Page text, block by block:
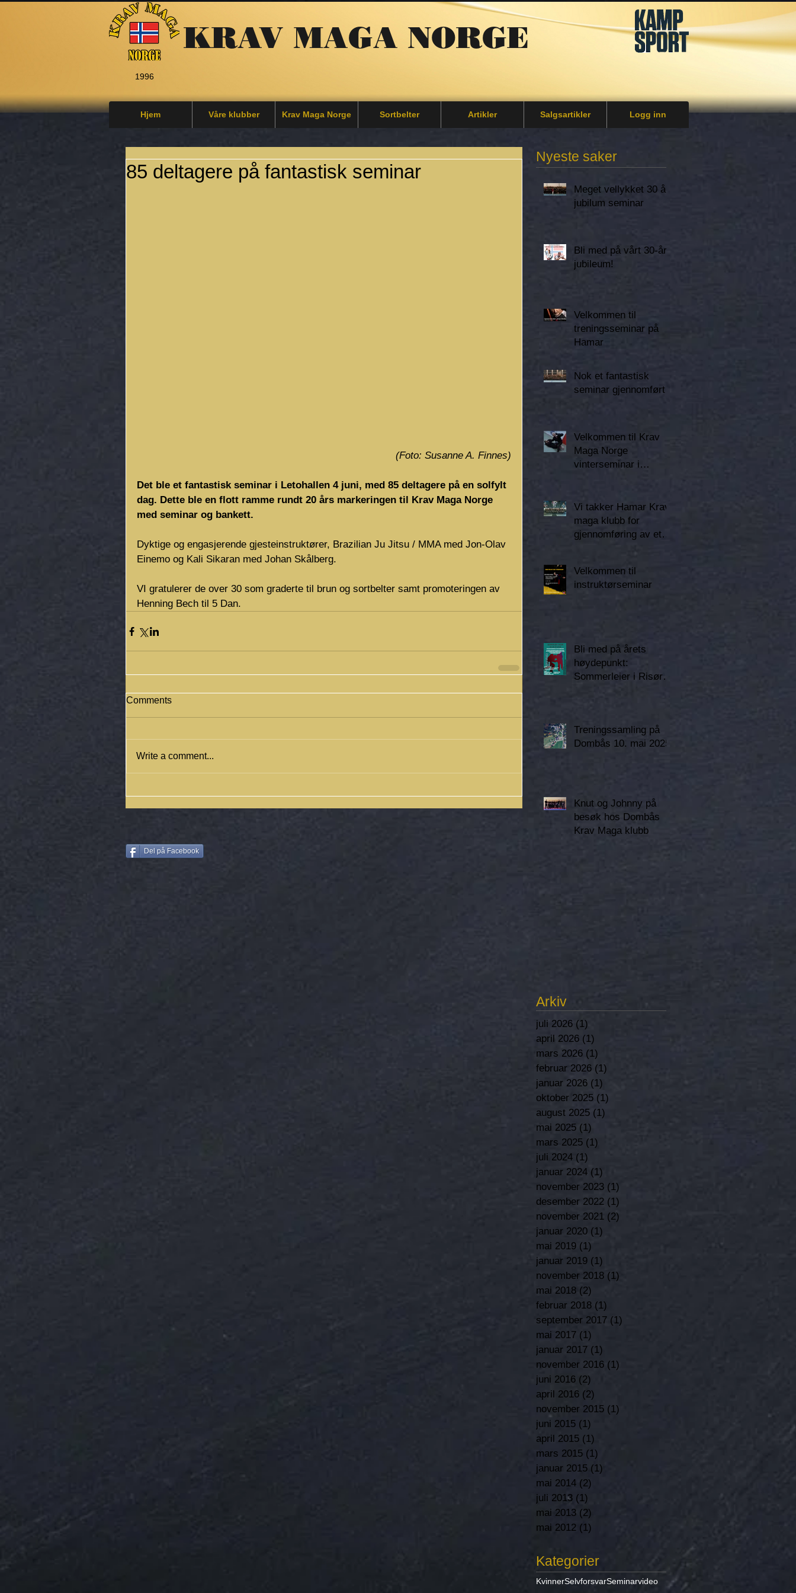
KRAV MAGA NORGE
Hjem Våre klubber Krav Maga Norge Sortbelter Artikler Salgsartikler Logg inn
1996
85 deltagere på fantastisk seminar
(Foto: Susanne A. Finnes)
Det ble et fantastisk seminar i Letohallen 4 juni, med 85 deltagere på en solfylt
dag. Dette ble en flott ramme rundt 20 års markeringen til Krav Maga Norge
med seminar og bankett.
Dyktige og engasjerende gjesteinstruktører, Brazilian Ju Jitsu / MMA med Jon-Olav
Einemo og Kali Sikaran med Johan Skålberg.
VI gratulerer de over 30 som graderte til brun og sortbelter samt promoteringen av
Henning Bech til 5 Dan.
Comments
Write a comment...
Nyeste saker
Meget vellykket 30 år
jubilum seminar
Bli med på vårt 30-års
jubileum!
Velkommen til
treningsseminar på
Hamar
Nok et fantastisk
seminar gjennomført
Velkommen til Krav
Maga Norge
vinterseminar i
Vi takker Hamar Krav
maga klubb for
gjennomføring av et
instruktørseminar for
Krav Maga Norge.
Velkommen til
instruktørseminar
Bli med på årets
høydepunkt:
Sommerleier i Risør i
Treningssamling på
Dombås 10. mai 2025
Knut og Johnny på
besøk hos Dombås
Krav Maga klubb
Del på Facebook
Arkiv
juli 2026 (1)
april 2026 (1)
mars 2026 (1)
februar 2026 (1)
januar 2026 (1)
oktober 2025 (1)
august 2025 (1)
mai 2025 (1)
mars 2025 (1)
juli 2024 (1)
januar 2024 (1)
november 2023 (1)
desember 2022 (1)
november 2021 (2)
januar 2020 (1)
mai 2019 (1)
januar 2019 (1)
november 2018 (1)
mai 2018 (2)
februar 2018 (1)
september 2017 (1)
mai 2017 (1)
januar 2017 (1)
november 2016 (1)
juni 2016 (2)
april 2016 (2)
november 2015 (1)
juni 2015 (1)
april 2015 (1)
mars 2015 (1)
januar 2015 (1)
mai 2014 (2)
juli 2013 (1)
mai 2013 (2)
mai 2012 (1)
Kategorier
KvinnerSelvforsvarSeminarvideo